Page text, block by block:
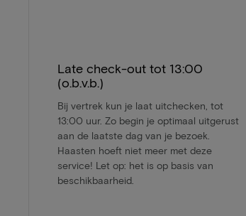
Late check-out tot 13:00
(o.b.v.b.)
Bij vertrek kun je laat uitchecken, tot
13:00 uur. Zo begin je optimaal uitgerust
aan de laatste dag van je bezoek.
Haasten hoeft niet meer met deze
service! Let op: het is op basis van
beschikbaarheid.